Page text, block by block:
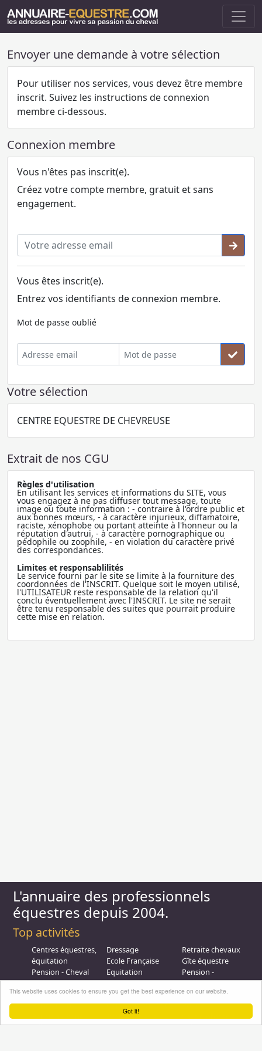
Got it!
This website uses cookies to ensure you get the best experience on our website.
Envoyer une demande à votre sélection
Pour utiliser nos services, vous devez être membre
inscrit. Suivez les instructions de connexion
membre ci-dessous.
Connexion membre
Vous n'êtes pas inscrit(e).
Créez votre compte membre, gratuit et sans
engagement.
Vous êtes inscrit(e).
Entrez vos identifiants de connexion membre.
Mot de passe oublié
Votre sélection
CENTRE EQUESTRE DE CHEVREUSE
Extrait de nos CGU
Règles d'utilisation
En utilisant les services et informations du SITE, vous
vous engagez à ne pas diffuser tout message, toute
image ou toute information : - contraire à l'ordre public et
aux bonnes mœurs, - à caractère injurieux, diffamatoire,
raciste, xénophobe ou portant atteinte à l'honneur ou la
réputation d'autrui, - à caractère pornographique ou
pédophile ou zoophile, - en violation du caractère privé
des correspondances.
Limites et responsablilités
Le service fourni par le site se limite à la fourniture des
coordonnées de l'INSCRIT. Quelque soit le moyen utilisé,
l'UTILISATEUR reste responsable de la relation qu'il
conclu éventuellement avec l'INSCRIT. Le site ne serait
être tenu responsable des suites que pourrait produire
cette mise en relation.
L'annuaire des professionnels
équestres depuis 2004.
Top activités
Centres équestres,
équitation
Pension - Cheval
Ecurie de
propriétaire
Poney Club
Pension - Poney
Débourrage
Dressage
Ecole Française
Equitation
Promenade
Equitation de loisir
Compétition - CSO
Promenades à
Cheval
Retraite chevaux
Gîte équestre
Pension -
Poulinieres
Promenades à
Poney
Saut d obstacle
Relais étape